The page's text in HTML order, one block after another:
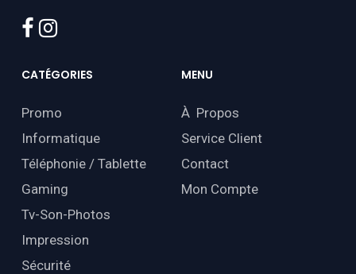
facebook
instagram
CATÉGORIES
Promo
Informatique
Téléphonie / Tablette
Gaming
Tv-Son-Photos
Impression
Sécurité
MENU
À Propos
Service Client
Contact
Mon Compte